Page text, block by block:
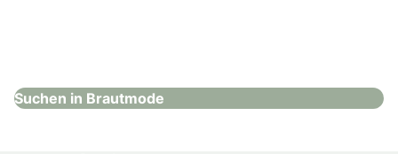
Suchen in Brautmode